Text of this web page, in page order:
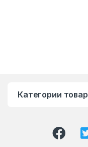
Категории